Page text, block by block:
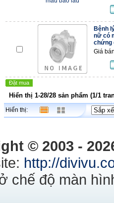
Bệnh
nữ có
chứng
Giá
Đặt mua
Hiển thị 1-28/28 sản phẩm (1/1
Hiển thị:
© 2003 -
http://
chế độ màn